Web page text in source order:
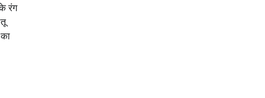
रंग